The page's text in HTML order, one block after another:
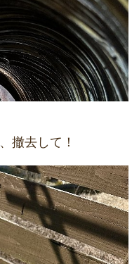
撤去して！